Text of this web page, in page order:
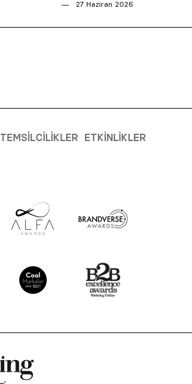
27 Haziran 2026
TEMSILCILIKLER ETKINLIKLER